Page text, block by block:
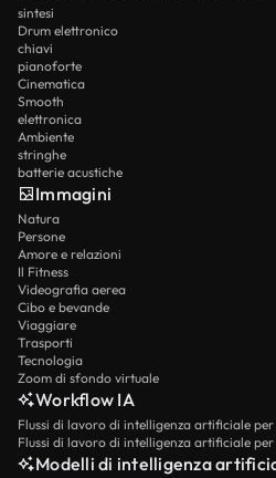
sintesi
Drum elettronico
chiavi
pianoforte
Cinematica
Smooth
elettronica
Ambiente
stringhe
batterie acustiche
Immagini
Natura
Persone
Amore e relazioni
Il Fitness
Videografia aerea
Cibo e bevande
Viaggiare
Trasporti
Tecnologia
Zoom di sfondo virtuale
Workflow IA
Flussi di lavoro di intelligenza artificiale
Modelli di intelligenza